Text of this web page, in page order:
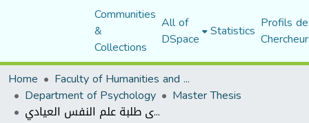
Communities
&
Collections
All of
DSpace Statistics Profils
Home
Faculty of Humanities and Social Sciences
Department of Psychology Master Thesis
تقييم تقنية توكيد الذات عبر لعب الأدوار في التخفيف من الفوبيا الاجتماعية(نمط الأداء) لدى طلبة علم النفس العيادي